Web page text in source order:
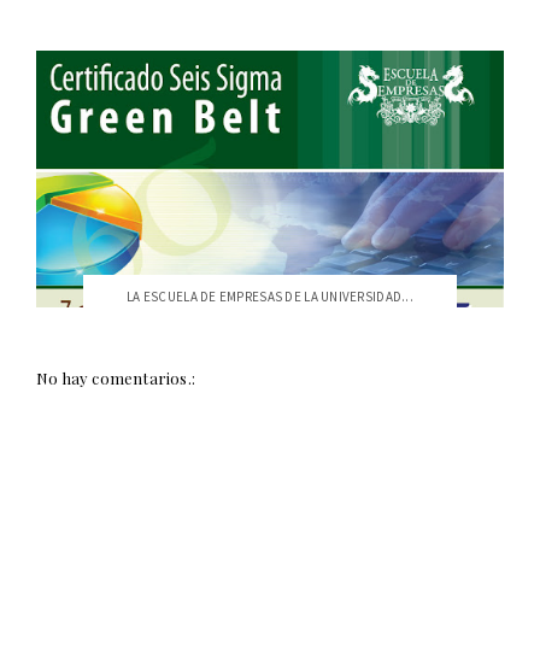
LA ESCUELA DE EMPRESAS DE LA UNIVERSIDAD...
No hay comentarios.: